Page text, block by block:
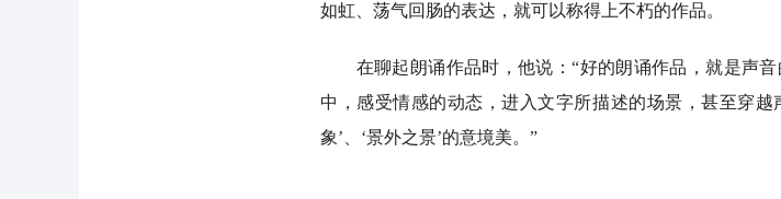
如虹、荡气回肠的表达，就可以称得上不朽的作品。
在聊起朗诵作品时，他说：“好的朗诵作品，就是声音
中，感受情感的动态，进入文字所描述的场景，甚至穿越
象’、‘景外之景’的意境美。”